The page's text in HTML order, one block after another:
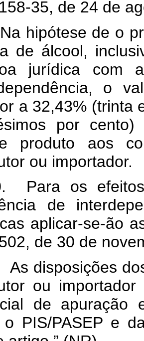
35, de 24 de
hipótese de o
de álcool,
jurídica com
o
a 32,43% (trinta
por
produto aos
ou importador.
Para os
de
aplicar-se-ão
de 30 de
As disposições
ou
de apuração
o PIS/PASEP e